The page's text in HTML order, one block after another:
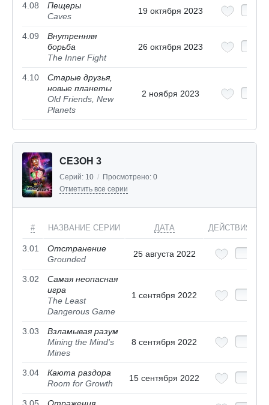
4.08
Пещеры
Caves
19 октября 2023
4.09
Внутренняя
борьба
The Inner Fight
26 октября 2023
4.10
Старые друзья,
новые планеты
Old Friends, New
Planets
2 ноября 2023
СЕЗОН 3
Серий: 10 / Просмотрено: 0
Отметить все серии
# НАЗВАНИЕ СЕРИИ ДАТА ДЕЙСТВИЯ
3.01
Отстранение
Grounded
25 августа 2022
3.02
Самая неопасная
игра
The Least
Dangerous Game
1 сентября 2022
3.03
Взламывая разум
Mining the Mind's
Mines
8 сентября 2022
3.04
Каюта раздора
Room for Growth
15 сентября 2022